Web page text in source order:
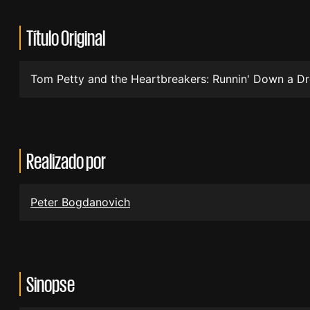
Título Original
Tom Petty and the Heartbreakers: Runnin' Down a
Realizado por
Peter Bogdanovich
Sinopse